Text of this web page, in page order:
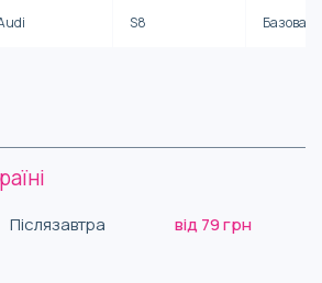
S8 Базова
Післязавтра від 79 грн